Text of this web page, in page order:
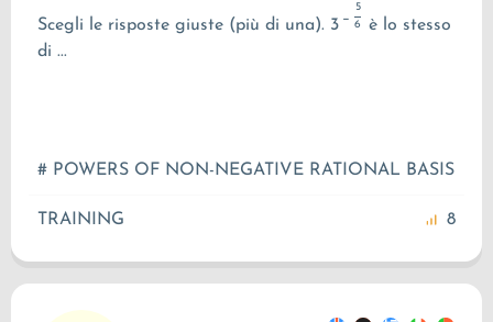
Scegli le risposte giuste (più di una). 3 −
5
6
è lo stesso
di ...
# POWERS OF NON-NEGATIVE RATIONAL BASIS
TRAINING 8